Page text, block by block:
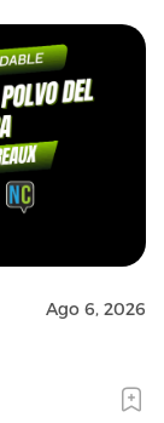
Ago 6, 2026